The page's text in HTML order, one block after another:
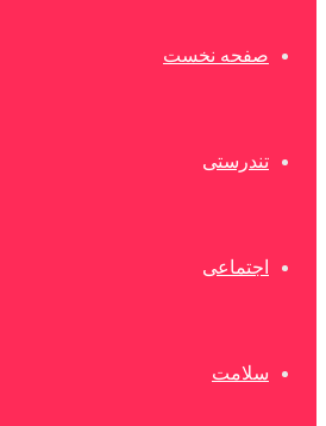
صفحه نخست
تندرستی
اجتماعی
سلامت